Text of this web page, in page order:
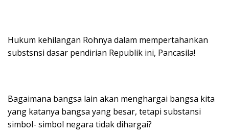
Hukum kehilangan Rohnya dalam mempertahankan
substsnsi dasar pendirian Republik ini, Pancasila!
Bagaimana bangsa lain akan menghargai bangsa kita
yang katanya bangsa yang besar, tetapi substansi
simbol- simbol negara tidak dihargai?